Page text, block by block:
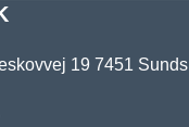
19 7451 Sunds